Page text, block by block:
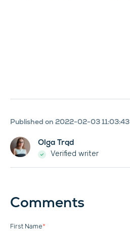
Olga Trąd
Verified writer
Published on 2022-02-03 11:03:43
Comments
First Name*